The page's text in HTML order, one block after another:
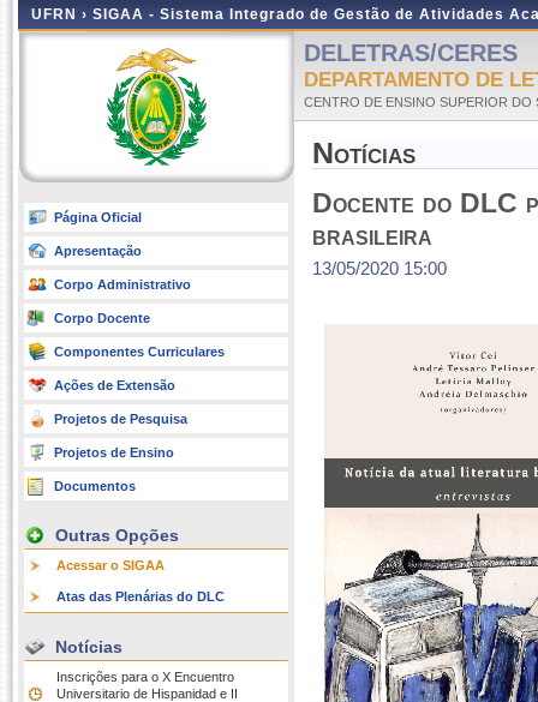
UFRN › SIGAA - Sistema Integrado de Gestão de Atividades
Página Oficial
Apresentação
Corpo Administrativo
Corpo Docente
Componentes Curriculares
Ações de Extensão
Projetos de Pesquisa
Projetos de Ensino
Documentos
Outras Opções
Acessar o SIGAA
Atas das Plenárias do DLC
Notícias
Inscrições para o X Encuentro
Universitario de Hispanidad e II
DELETRAS/CERES
DEPARTAMENTO DE
CENTRO DE ENSINO SUPERIOR DO
Notícias
Docente do DLC
brasileira
13/05/2020 15:00